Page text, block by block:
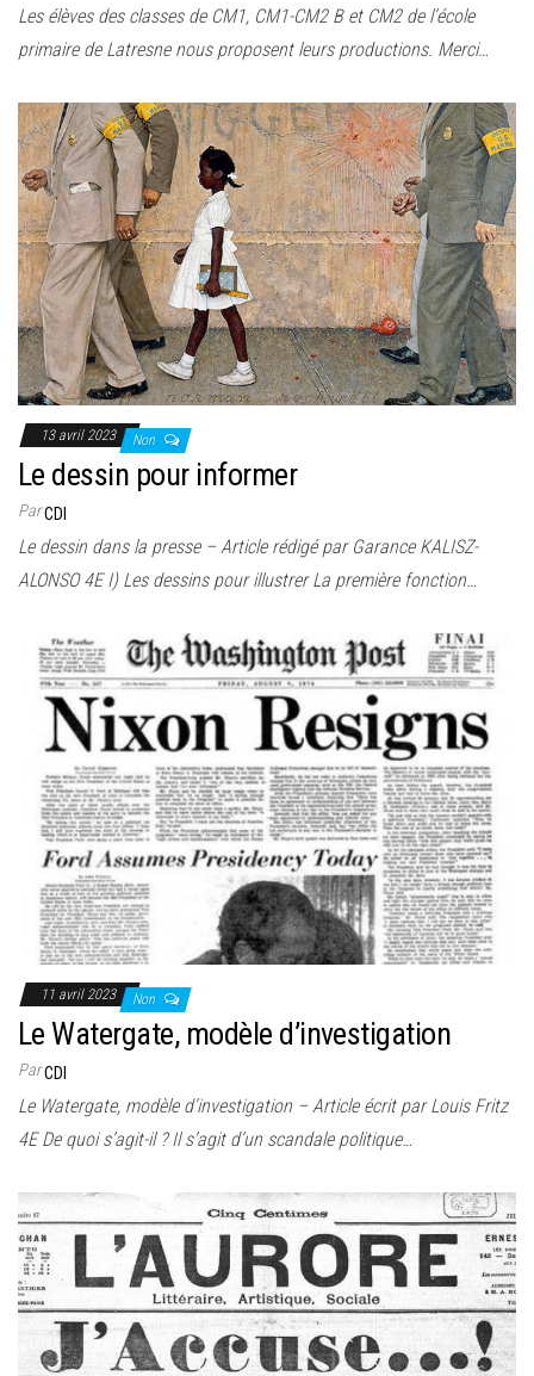
Les élèves des classes de CM1, CM1-CM2 B et CM2 de l’école
primaire de Latresne nous proposent leurs productions. Merci…
13 avril 2023 Non
Le dessin pour informer
ParCDI
Le dessin dans la presse – Article rédigé par Garance KALISZ-
ALONSO 4E I) Les dessins pour illustrer La première fonction…
11 avril 2023 Non
Le Watergate, modèle d’investigation
ParCDI
Le Watergate, modèle d’investigation – Article écrit par Louis Fritz
4E De quoi s’agit-il ? Il s’agit d’un scandale politique…